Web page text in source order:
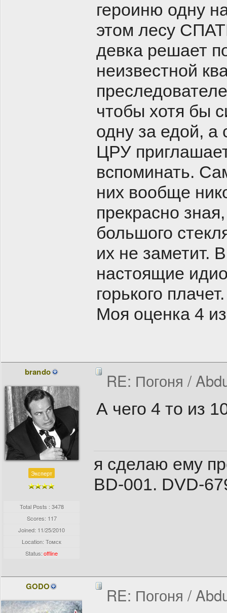
героиню одну
этом лесу
девка решает
неизвестной
чтобы хотя бы
одну за едой, а
ЦРУ
вспоминать.
них вообще
прекрасно
большого
их не заметит.
настоящие
горького плачет.
Моя оценка 4
brando
Эксперт
Total Posts : 3478
Scores: 117
Joined: 11/25/2010
Location: Томск
Status:offline
RE: Погоня /
А чего 4 то из
я сделаю ему
BD-001. DVD-
GODO RE: Погоня /